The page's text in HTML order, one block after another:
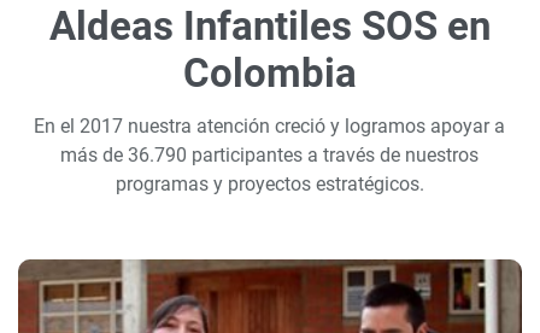
Aldeas Infantiles SOS en
Colombia
En el 2017 nuestra atención creció y logramos apoyar a
más de 36.790 participantes a través de nuestros
programas y proyectos estratégicos.